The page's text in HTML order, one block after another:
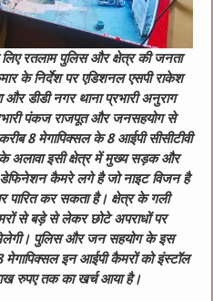
रतलाम पुलिस और क्षेत्र की जनता
के निर्देश पर एडिशनल एसपी राकेश
डीडी नगर थाना प्रभारी अनुराग
पंकज राजपूत और जनसहयोग से
8 मेगापिक्सल के 8 आईपी सीसीटीवी
अलावा इसी क्षेत्र में मुख्य सड़क और
डेफिनेशन कैमरे लगे है जो नाइट विजन है
कर सकता है। क्षेत्र के गली
से बड़े से लेकर छोटे अपराधों पर
पुलिस और जन सहयोग के इस
8 मेगापिक्सल इन आईपी कैमरों को इंस्टॉल
रुपए तक का खर्च आया है।